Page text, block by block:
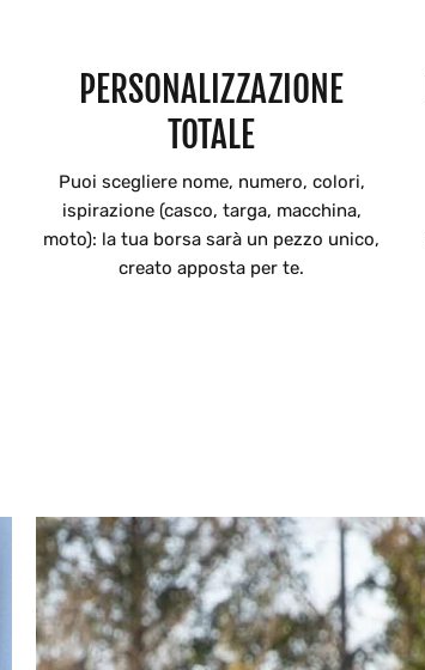
PERSONALIZZAZIONE
TOTALE
Puoi scegliere nome, numero, colori,
ispirazione (casco, targa, macchina,
moto): la tua borsa sarà un pezzo unico,
creato apposta per te.